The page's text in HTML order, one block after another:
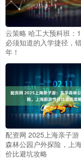
云策略 哈工大预科班：
必须知道的入学捷径，
年！
配资网 2025上海亲子游
森林公园户外探险，上
价比避坑攻略